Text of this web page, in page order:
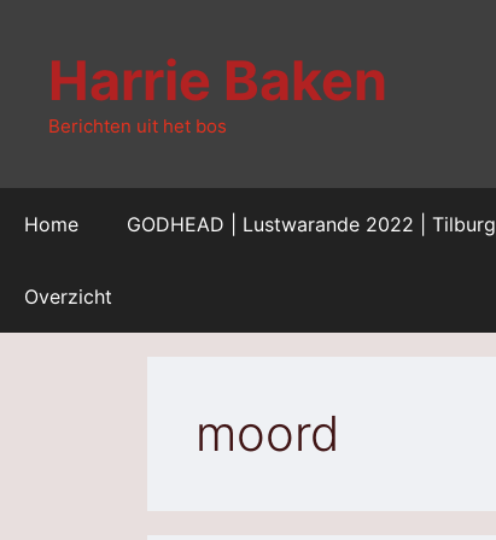
inhoudHarrie Baken
Berichten uit het bos
Home GODHEAD | Lustwarande 2022 | Tilburg
Overzicht
moord